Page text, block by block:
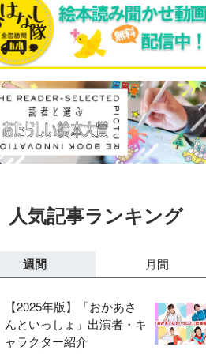
人気記事ランキング
週間 月間
【2025年版】「おかあさ
んといっしょ」出演者・キ
ャラクター紹介